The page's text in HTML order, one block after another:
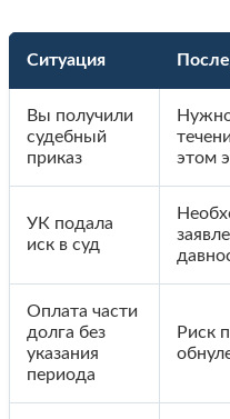
Ситуация
Вы получили
судебный
приказ
этом
УК подала
иск в суд
Оплата части
долга без
указания
периода
Риск